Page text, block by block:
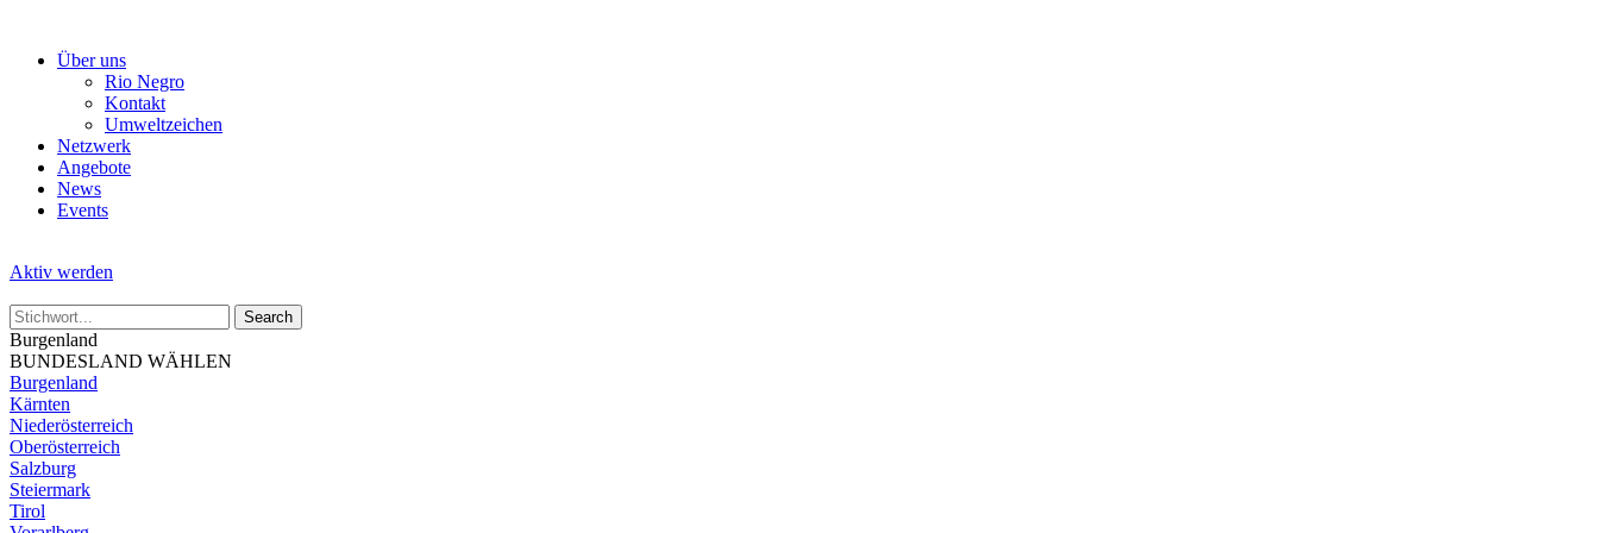
Über uns
Rio Negro
Kontakt
Umweltzeichen
Netzwerk
Angebote
News
Events
Aktiv werden
Burgenland
BUNDESLAND WÄHLEN
Burgenland
Kärnten
Niederösterreich
Oberösterreich
Salzburg
Steiermark
Tirol